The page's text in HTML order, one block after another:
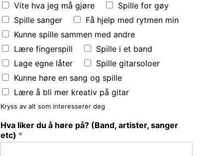
Vite hva jeg må gjøre
Spille for gøy
Spille sanger
Få hjelp med rytmen min
Kunne spille sammen med andre
Lære fingerspill
Spille i et band
Lage egne låter
Spille gitarsoloer
Kunne høre en sang og spille
Lære å bli mer kreativ på gitar
Kryss av alt som interesserer deg
Hva liker du å høre på? (Band, artister, sanger
etc) *